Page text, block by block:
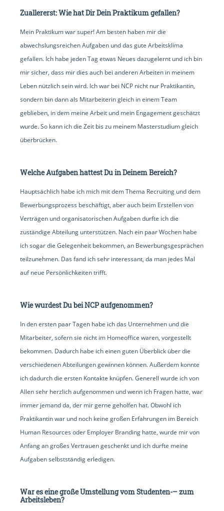
Zuallererst: Wie hat Dir Dein Praktikum gefallen?
Mein Praktikum war super! Am besten haben mir die
abwechslungsreichen Aufgaben und das gute Arbeitsklima
gefallen. Ich habe jeden Tag etwas Neues dazugelernt und ich bin
mir sicher, dass mir dies auch bei anderen Arbeiten in meinem
Leben nützlich sein wird. Ich war bei NCP nicht nur Praktikantin,
sondern bin dann als Mitarbeiterin gleich in einem Team
geblieben, in dem meine Arbeit und mein Engagement geschätzt
wurde. So kann ich die Zeit bis zu meinem Masterstudium gleich
überbrücken.
Welche Aufgaben hattest Du in Deinem Bereich?
Hauptsächlich habe ich mich mit dem Thema Recruiting und dem
Bewerbungsprozess beschäftigt, aber auch beim Erstellen von
Verträgen und organisatorischen Aufgaben durfte ich die
zuständige Abteilung unterstützen. Nach ein paar Wochen habe
ich sogar die Gelegenheit bekommen, an Bewerbungsgesprächen
teilzunehmen. Das fand ich sehr interessant, da man jedes Mal
auf neue Persönlichkeiten trifft.
Wie wurdest Du bei NCP aufgenommen?
In den ersten paar Tagen habe ich das Unternehmen und die
Mitarbeiter, sofern sie nicht im Homeoffice waren, vorgestellt
bekommen. Dadurch habe ich einen guten Überblick über die
verschiedenen Abteilungen gewinnen können. Außerdem konnte
ich dadurch die ersten Kontakte knüpfen. Generell wurde ich von
Allen sehr herzlich aufgenommen und wenn ich Fragen hatte, war
immer jemand da, der mir gerne geholfen hat. Obwohl ich
Praktikantin war und noch keine großen Erfahrungen im Bereich
Human Resources oder Employer Branding hatte, wurde mir von
Anfang an großes Vertrauen geschenkt und ich durfte meine
Aufgaben selbstständig erledigen.
War es eine große Umstellung vom Studenten-– zum
Arbeitsleben?